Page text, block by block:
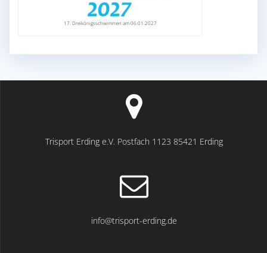
17. Dreikönigsschwimmen am 06.01.2027
Trisport Erding e.V. Postfach 1123 85421 Erding
info@trisport-erding.de